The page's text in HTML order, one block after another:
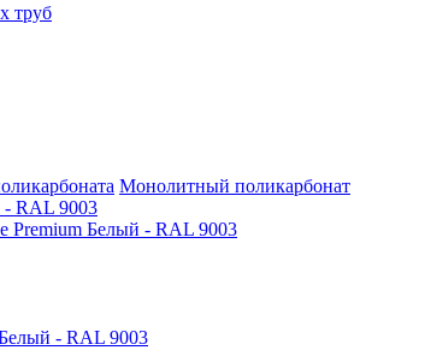
труб
Монолитный поликарбонат
RAL 9003
Premium Белый - RAL 9003
- RAL 9003